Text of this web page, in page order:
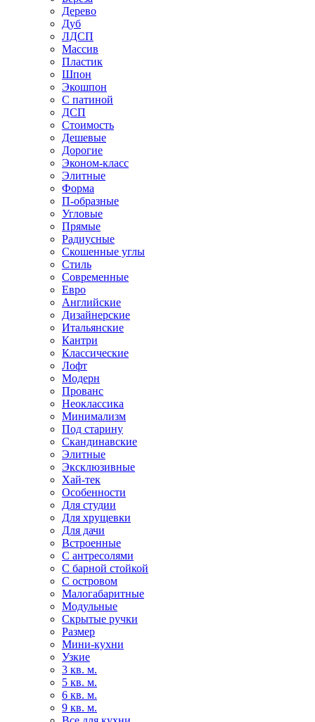
Дерево
Дуб
ЛДСП
Массив
Пластик
Шпон
Экошпон
С патиной
ДСП
Стоимость
Дешевые
Дорогие
Эконом-класс
Элитные
Форма
П-образные
Угловые
Прямые
Радиусные
Скошенные углы
Стиль
Современные
Евро
Английские
Дизайнерские
Итальянские
Кантри
Классические
Лофт
Модерн
Прованс
Неоклассика
Минимализм
Под старину
Скандинавские
Элитные
Эксклюзивные
Хай-тек
Особенности
Для студии
Для хрущевки
Для дачи
Встроенные
С антресолями
С барной стойкой
С островом
Малогабаритные
Модульные
Скрытые ручки
Размер
Мини-кухни
Узкие
3 кв. м.
5 кв. м.
6 кв. м.
9 кв. м.